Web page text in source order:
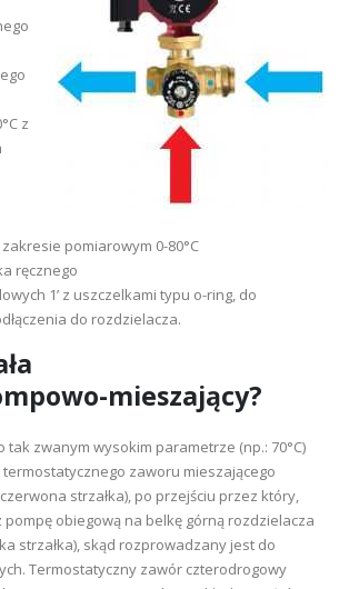
z
pomiarowym 0-80°C
ręcznego
1’ z uszczelkami typu o-ring, do
do rozdzielacza.
mieszający?
tak zwanym wysokim parametrze (np.: 70°C)
termostatycznego zaworu mieszającego
strzałka), po przejściu przez który,
obiegową na belkę górną rozdzielacza
strzałka), skąd rozprowadzany jest do
Termostatyczny zawór czterodrogowy